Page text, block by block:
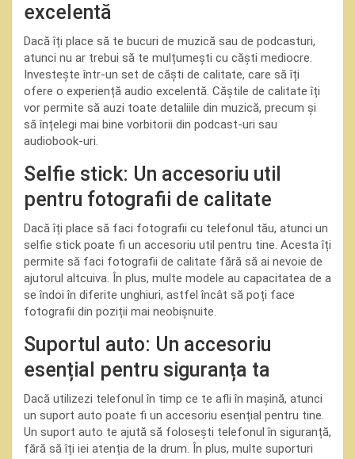
excelentă
Dacă îți place să te bucuri de muzică sau de podcasturi,
atunci nu ar trebui să te mulțumești cu căști mediocre.
Investește într-un set de căști de calitate, care să îți
ofere o experiență audio excelentă. Căștile de calitate îți
vor permite să auzi toate detaliile din muzică, precum și
să înțelegi mai bine vorbitorii din podcast-uri sau
audiobook-uri.
Selfie stick: Un accesoriu util
pentru fotografii de calitate
Dacă îți place să faci fotografii cu telefonul tău, atunci un
selfie stick poate fi un accesoriu util pentru tine. Acesta îți
permite să faci fotografii de calitate fără să ai nevoie de
ajutorul altcuiva. În plus, multe modele au capacitatea de a
se îndoi în diferite unghiuri, astfel încât să poți face
fotografii din poziții mai neobișnuite.
Suportul auto: Un accesoriu
esențial pentru siguranța ta
Dacă utilizezi telefonul în timp ce te afli în mașină, atunci
un suport auto poate fi un accesoriu esențial pentru tine.
Un suport auto te ajută să folosești telefonul în siguranță,
fără să îți iei atenția de la drum. În plus, multe suporturi